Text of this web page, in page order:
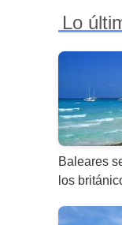
Lo
Baleares
los